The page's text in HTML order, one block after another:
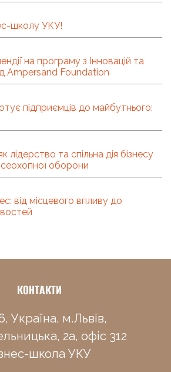
школу УКУ!
на програму з Інновацій та
Ampersand Foundation
підприємців до майбутнього:
лідерство та спільна дія бізнесу
оборони
від місцевого впливу до
КОНТАКТИ
Україна, м.Львів,
2а, офіс 312
школа УКУ